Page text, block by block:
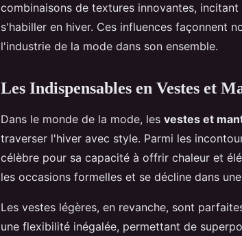
combinaisons de textures innovantes,
s'habiller en hiver. Ces influences façonnent
l'industrie de la mode dans son ensemble.
Les Indispensables en Vestes et
Dans le monde de la mode, les vestes et
traverser l'hiver avec style. Parmi les
célèbre pour sa capacité à offrir chaleur et
les occasions formelles et se décline dans
Les vestes légères, en revanche, sont
une flexibilité inégalée, permettant de